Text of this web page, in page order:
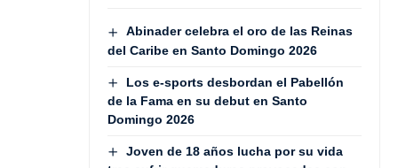
Abinader celebra el oro de las Reinas
del Caribe en Santo Domingo 2026
Los e-sports desbordan el Pabellón
de la Fama en su debut en Santo
Domingo 2026
Joven de 18 años lucha por su vida